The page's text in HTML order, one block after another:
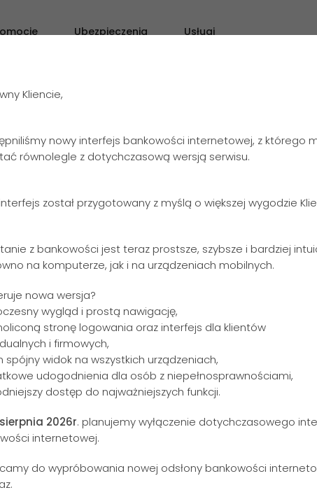
Ubezpieczenia Usługi
historia Kredytka i Lokatki”
konkursie i stwórz niezwykły komiks z Lokatką i
Mamy dla Ciebie coś wyjątkowego! Zapra…
4.7711
Kliencie,
nowy interfejs bankowości internetowej, z którego
równolegle z dotychczasową wersją serwisu.
został przygotowany z myślą o większej wygodzie
z bankowości jest teraz prostsze, szybsze i bardziej
na komputerze, jak i na urządzeniach mobilnych.
nowa wersja?
wygląd i prostą nawigację,
stronę logowania oraz interfejs dla klientów
i firmowych,
spójny widok na wszystkich urządzeniach,
udogodnienia dla osób z niepełnosprawnościami,
dostęp do najważniejszych funkcji.
2026r. planujemy wyłączenie dotychczasowego
internetowej.
do wypróbowania nowej odsłony bankowości